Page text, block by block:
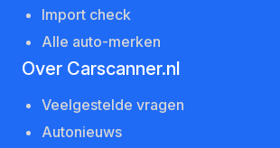
Import check
Alle auto-merken
Over Carscanner.nl
Veelgestelde vragen
Autonieuws